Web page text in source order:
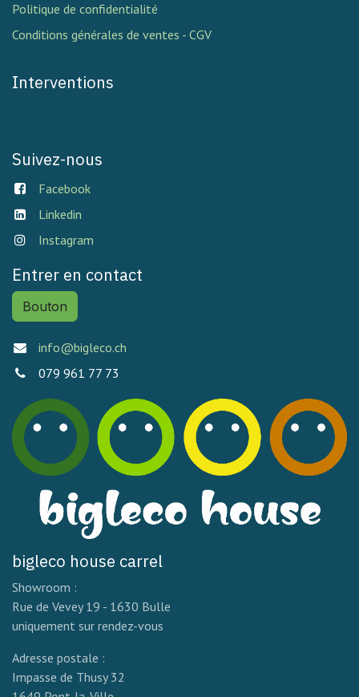
Politique de confidentialité
Conditions générales de ventes - CGV
Interventions
Suivez-nous
Facebook
Linkedin
Instagram
Entrer en contact
Bouton
info@bigleco.ch
079 961 77 73
bigleco house carrel
Showroom :
Rue de Vevey 19 - 1630 Bulle
uniquement sur rendez-vous
Adresse postale :
Impasse de Thusy 32